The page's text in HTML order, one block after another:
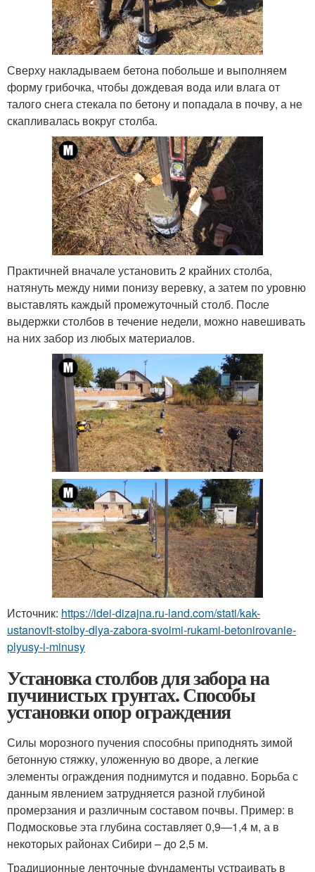
Сверху накладываем бетона побольше и выполняем
форму грибочка, чтобы дождевая вода или влага от
талого снега стекала по бетону и попадала в почву, а не
скапливалась вокруг столба.
Практичней вначале установить 2 крайних столба,
натянуть между ними понизу веревку, а затем по уровню
выставлять каждый промежуточный столб. После
выдержки столбов в течение недели, можно навешивать
на них забор из любых материалов.
Источник: https://idei-dizajna.ru-land.com/stati/kak-
ustanovit-stolby-dlya-zabora-svoimi-rukami-betonirovanie-
plyusy-i-minusy
Установка столбов для забора на
пучинистых грунтах. Способы
установки опор ограждения
Силы морозного пучения способны приподнять зимой
бетонную стяжку, уложенную во дворе, а легкие
элементы ограждения поднимутся и подавно. Борьба с
данным явлением затрудняется разной глубиной
промерзания и различным составом почвы. Пример: в
Подмосковье эта глубина составляет 0,9—1,4 м, а в
некоторых районах Сибири – до 2,5 м.
Традиционные ленточные фундаменты устраивать в